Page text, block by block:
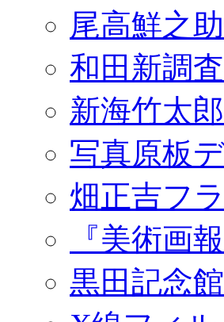
尾高鮮之
和田新調
新海竹太
写真原板
畑正吉フ
『美術画
黒田記念